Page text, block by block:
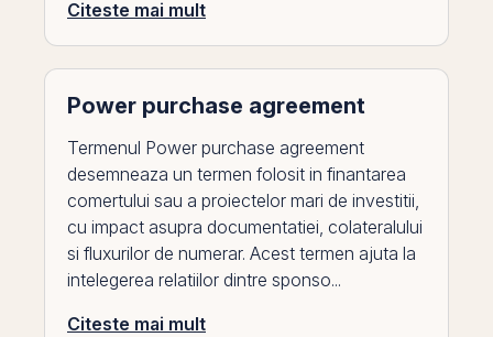
Citeste mai mult
Power purchase agreement
Termenul Power purchase agreement
desemneaza un termen folosit in finantarea
comertului sau a proiectelor mari de investitii,
cu impact asupra documentatiei, colateralului
si fluxurilor de numerar. Acest termen ajuta la
intelegerea relatiilor dintre sponso...
Citeste mai mult